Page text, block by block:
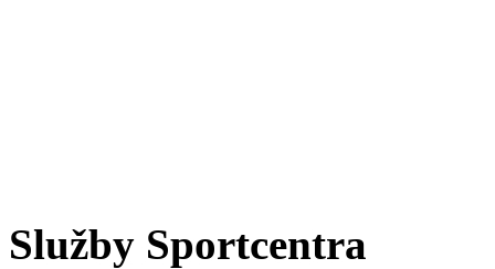
Služby Sportcentra